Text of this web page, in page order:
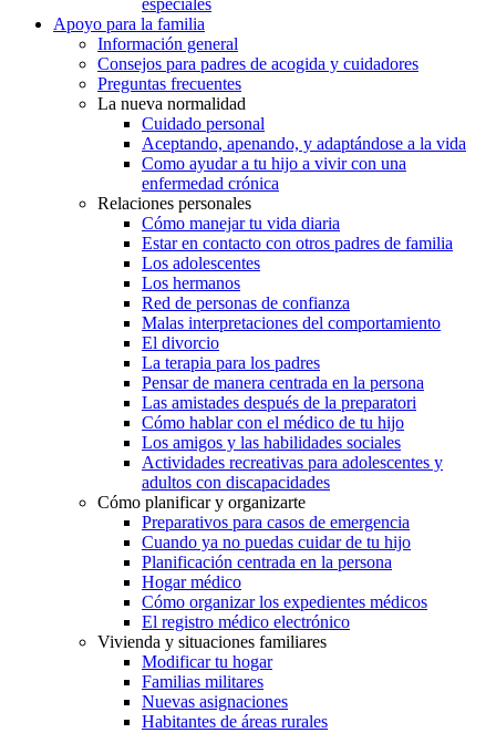
Apoyo para la familia
Información general
Consejos para padres de acogida y cuidadores
Preguntas frecuentes
La nueva normalidad
Cuidado personal
Aceptando, apenando, y adaptándose a la vida
Como ayudar a tu hijo a vivir con una
enfermedad crónica
Relaciones personales
Cómo manejar tu vida diaria
Estar en contacto con otros padres de familia
Los adolescentes
Los hermanos
Red de personas de confianza
Malas interpretaciones del comportamiento
El divorcio
La terapia para los padres
Pensar de manera centrada en la persona
Las amistades después de la preparatori
Cómo hablar con el médico de tu hijo
Los amigos y las habilidades sociales
Actividades recreativas para adolescentes y
adultos con discapacidades
Cómo planificar y organizarte
Preparativos para casos de emergencia
Cuando ya no puedas cuidar de tu hijo
Planificación centrada en la persona
Hogar médico
Cómo organizar los expedientes médicos
El registro médico electrónico
Vivienda y situaciones familiares
Modificar tu hogar
Familias militares
Nuevas asignaciones
Habitantes de áreas rurales